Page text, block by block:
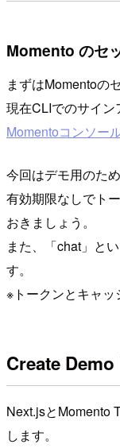
Momento のセ
まずはMomentoの
現在CLIでのサイン
Momentoコンソー
今回はデモ用のた
有効期限なしでト
おきましょう。
また、「chat」と
す。
※トークンとキャッ
Create
Next.jsとMomento
します。